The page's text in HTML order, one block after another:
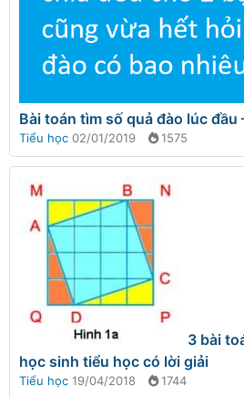
Bài toán tìm số quả đào lúc đầu
Tiểu học 02/01/2019 1575
3 bài
học sinh tiểu học có lời giải
Tiểu học 19/04/2018 1744